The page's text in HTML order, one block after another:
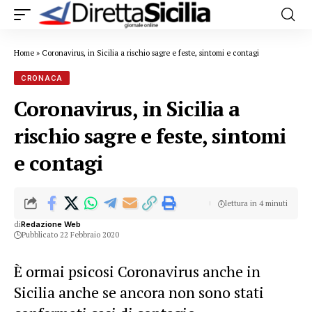
Home » Coronavirus, in Sicilia a rischio sagre e feste, sintomi e contagi
CRONACA
Coronavirus, in Sicilia a
rischio sagre e feste, sintomi
e contagi
diRedazione Web
Pubblicato 22 Febbraio 2020
lettura in 4 minuti
È ormai psicosi Coronavirus anche in
Sicilia anche se ancora non sono stati